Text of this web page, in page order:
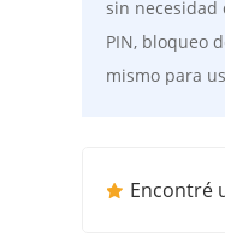
sin necesidad
PIN, bloqueo
mismo para
Encontré